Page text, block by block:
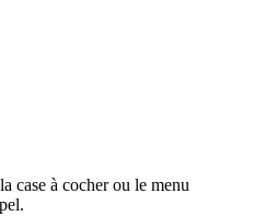
case à cocher ou le menu